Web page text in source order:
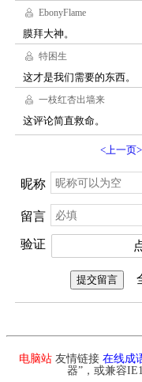
电脑站 友情链接 在线成
器”，或兼容